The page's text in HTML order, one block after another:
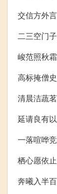
交信方外言
二三空门子
峻范照秋霜
高标掩僧史
清晨洁蔬茗
延请良有以
一落喧哗竞
栖心愿依止
奔曦入半百